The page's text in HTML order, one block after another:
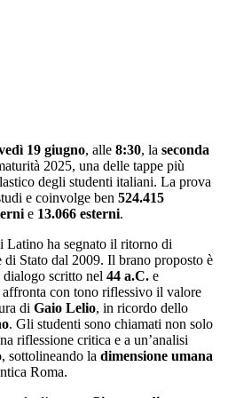
19 giugno, alle 8:30, la seconda
2025, una delle tappe più
degli studenti italiani. La prova
e coinvolge ben 524.415
e 13.066 esterni.
Latino ha segnato il ritorno di
di Stato dal 2009. Il brano proposto è
dialogo scritto nel 44 a.C. e
affronta con tono riflessivo il valore
di Gaio Lelio, in ricordo dello
. Gli studenti sono chiamati non solo
riflessione critica e a un’analisi
sottolineando la dimensione umana
Roma.